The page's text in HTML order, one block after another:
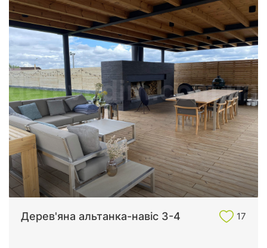
Дерев'яна альтанка-навіс 3-4 17